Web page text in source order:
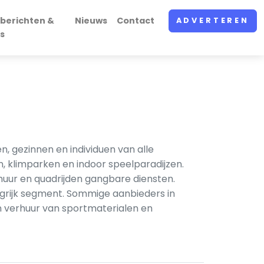
&
Nieuws Contact ADVERTEREN
gezinnen en individuen van alle
en indoor speelparadijzen.
en quadrijden gangbare diensten.
segment. Sommige aanbieders in
van sportmaterialen en